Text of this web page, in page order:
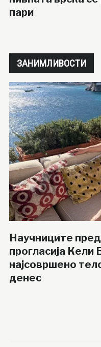
пари
ЗАНИМЛИВОСТИ
Научниците пред
прогласија Кели
најсовршено
денес